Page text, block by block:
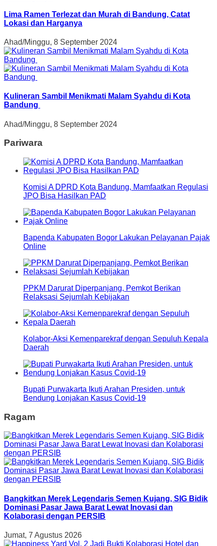
Lima Ramen Terlezat dan Murah di Bandung, Catat
Lokasi dan Harganya
Ahad/Minggu, 8 September 2024
Kulineran Sambil Menikmati Malam Syahdu di Kota
Bandung
Ahad/Minggu, 8 September 2024
Pariwara
Komisi A DPRD Kota Bandung, Mamfaatkan Regulasi
JPO Bisa Hasilkan PAD
Bapenda Kabupaten Bogor Lakukan Pelayanan Pajak
Online
PPKM Darurat Diperpanjang, Pemkot Berikan
Relaksasi Sejumlah Kebijakan
Kolabor-Aksi Kemenparekraf dengan Sepuluh Kepala
Daerah
Bupati Purwakarta Ikuti Arahan Presiden, untuk
Bendung Lonjakan Kasus Covid-19
Ragam
Bangkitkan Merek Legendaris Semen Kujang, SIG Bidik
Dominasi Pasar Jawa Barat Lewat Inovasi dan
Kolaborasi dengan PERSIB
Jumat, 7 Agustus 2026